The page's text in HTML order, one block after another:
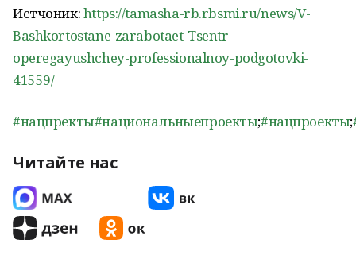
Истчоник:https://tamasha-rb.rbsmi.ru/news/V-
Bashkortostane-zarabotaet-Tsentr-
operegayushchey-professionalnoy-podgotovki-
41559/
#нацпректы#национальныепроекты;#нацпроекты;
Читайте нас